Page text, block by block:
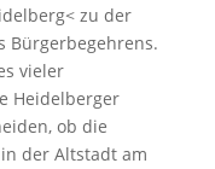
zu der
Bürgerbegehrens.
vieler
Heidelberger
ob die
der Altstadt am